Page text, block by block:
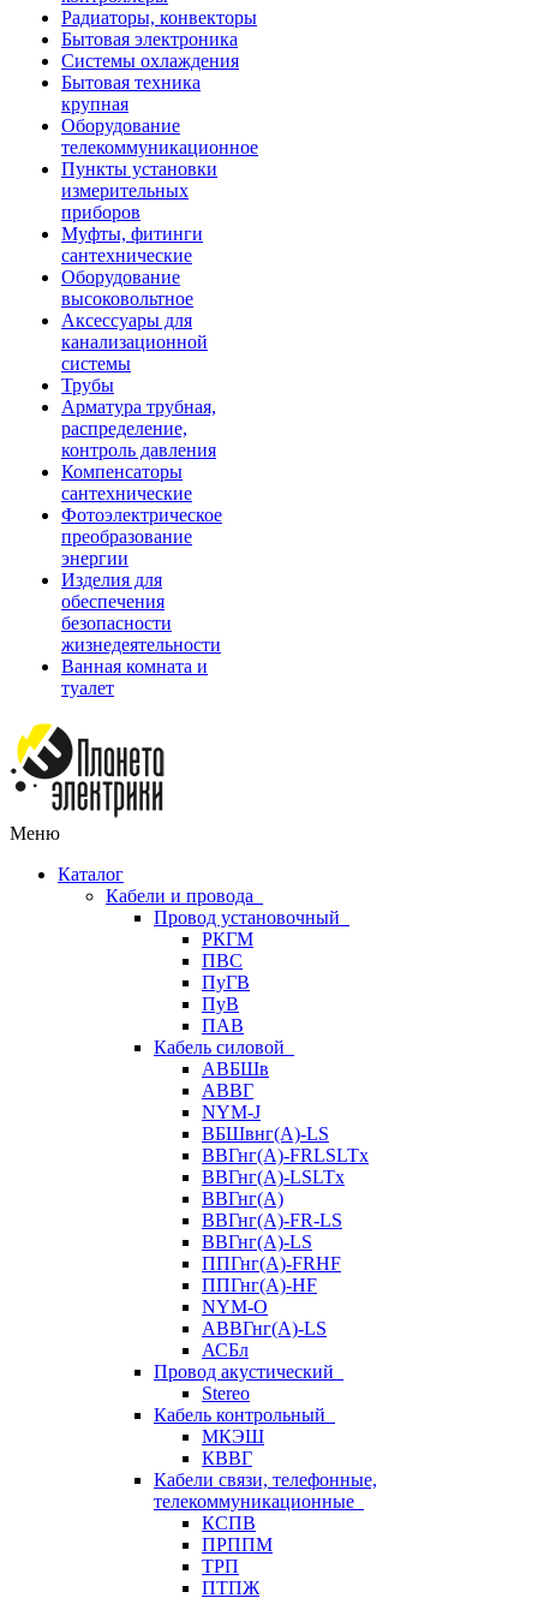
Радиаторы, конвекторы
Бытовая электроника
Системы охлаждения
Бытовая техника
крупная
Оборудование
телекоммуникационное
Пункты установки
измерительных
приборов
Муфты, фитинги
сантехнические
Оборудование
высоковольтное
Аксессуары для
канализационной
системы
Трубы
Арматура трубная,
распределение,
контроль давления
Компенсаторы
сантехнические
Фотоэлектрическое
преобразование
энергии
Изделия для
обеспечения
безопасности
жизнедеятельности
Ванная комната и
туалет
Меню
Каталог
Кабели и провода
Провод установочный
РКГМ
ПВС
ПуГВ
ПуВ
ПАВ
Кабель силовой
АВБШв
АВВГ
NYM-J
ВБШвнг(А)-LS
ВВГнг(A)-FRLSLTx
ВВГнг(A)-LSLTx
ВВГнг(А)
ВВГнг(А)-FR-LS
ВВГнг(А)-LS
ППГнг(А)-FRHF
ППГнг(А)-HF
NYM-O
АВВГнг(А)-LS
АСБл
Провод акустический
Stereo
Кабель контрольный
МКЭШ
КВВГ
Кабели связи, телефонные,
телекоммуникационные
КСПВ
ПРППМ
ТРП
ПТПЖ